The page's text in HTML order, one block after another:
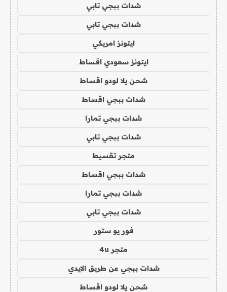
شدات ببجي تابي
شدات ببجي تابي
ايتونز امريكي
ايتونز سعودي اقساط
شحن يلا لودو اقساط
شدات ببجي اقساط
شدات ببجي تمارا
شدات ببجي تابي
متجر تقسيط
شدات ببجي اقساط
شدات ببجي تمارا
شدات ببجي تابي
فور يو ستور
متجر 4u
شدات ببجي عن طريق الايدي
شحن يلا لودو اقساط